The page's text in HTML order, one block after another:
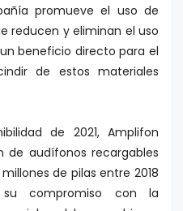
promueve el uso de
reducen y eliminan el uso
beneficio directo para el
de estos materiales
de 2021, Amplifon
de audífonos recargables
de pilas entre 2018
compromiso con la